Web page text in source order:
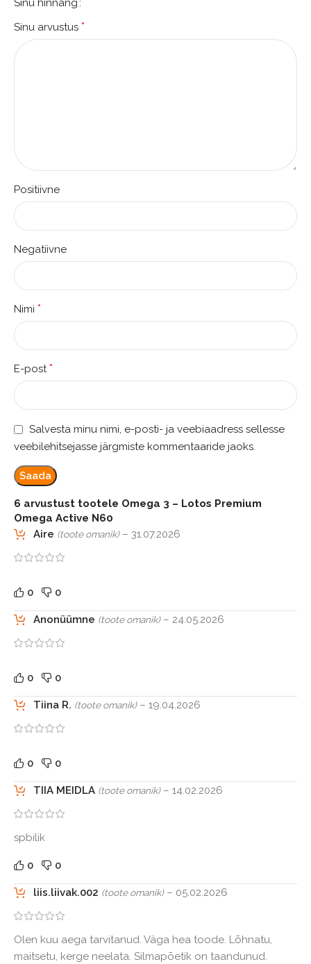
6 arvustust tootele Omega 3 – Lotos Premium
Omega Active N60
Aire (toote omanik) – 31.07.2026
0 0
Anonüümne (toote omanik) – 24.05.2026
0 0
Tiina R. (toote omanik) – 19.04.2026
0 0
TIIA MEIDLA (toote omanik) – 14.02.2026
spbilik
0 0
liis.liivak.002 (toote omanik) – 05.02.2026
Olen kuu aega tarvitanud. Väga hea toode. Lõhnatu,
maitsetu, kerge neelata. Silmapõetik on taandunud.
Sinu hinnang
Sinu arvustus *
Positiivne
Negatiivne
Nimi *
E-post*
Salvesta minu nimi, e-posti- ja veebiaadress sellesse
veebilehitsejasse järgmiste kommentaaride jaoks.